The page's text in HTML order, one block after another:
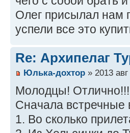
Олег присылал нам
успели все это
Re: Архипелаг
Юлька-дохтор » 2013
Молодцы! Отлично!!!
Сначала встречные
1. Во сколько